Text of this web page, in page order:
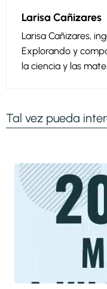
Larisa Cañizares
Larisa Cañizares,
Explorando y
la ciencia y las
Tal vez pueda